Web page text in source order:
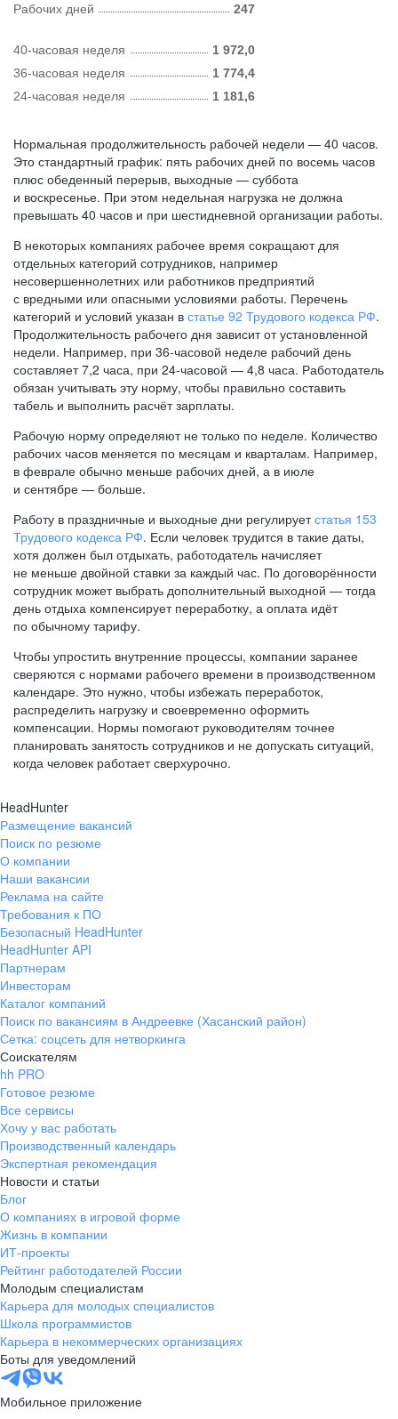
Рабочих дней 247
40-часовая неделя
1 972,0
36-часовая неделя
1 774,4
24-часовая неделя
1 181,6
Нормальная продолжительность рабочей недели — 40 часов.
Это стандартный график: пять рабочих дней по восемь часов
плюс обеденный перерыв, выходные — суббота
и воскресенье. При этом недельная нагрузка не должна
превышать 40 часов и при шестидневной организации работы.
В некоторых компаниях рабочее время сокращают для
отдельных категорий сотрудников, например
несовершеннолетних или работников предприятий
с вредными или опасными условиями работы. Перечень
категорий и условий указан в статье 92 Трудового кодекса РФ.
Продолжительность рабочего дня зависит от установленной
недели. Например, при 36-часовой неделе рабочий день
составляет 7,2 часа, при 24-часовой — 4,8 часа. Работодатель
обязан учитывать эту норму, чтобы правильно составить
табель и выполнить расчёт зарплаты.
Рабочую норму определяют не только по неделе. Количество
рабочих часов меняется по месяцам и кварталам. Например,
в феврале обычно меньше рабочих дней, а в июле
и сентябре — больше.
Работу в праздничные и выходные дни регулируетстатья 153
Трудового кодекса РФ. Если человек трудится в такие даты,
хотя должен был отдыхать, работодатель начисляет
не меньше двойной ставки за каждый час. По договорённости
сотрудник может выбрать дополнительный выходной — тогда
день отдыха компенсирует переработку, а оплата идёт
по обычному тарифу.
Чтобы упростить внутренние процессы, компании заранее
сверяются с нормами рабочего времени в производственном
календаре. Это нужно, чтобы избежать переработок,
распределить нагрузку и своевременно оформить
компенсации. Нормы помогают руководителям точнее
планировать занятость сотрудников и не допускать ситуаций,
когда человек работает сверхурочно.
HeadHunter
Размещение вакансий
Поиск по резюме
О компании
Наши вакансии
Реклама на сайте
Требования к ПО
Безопасный HeadHunter
HeadHunter API
Партнерам
Инвесторам
Каталог компаний
Поиск по вакансиям в Андреевке (Хасанский район)
Сетка: соцсеть для нетворкинга
Соискателям
hh PRO
Готовое резюме
Все сервисы
Хочу у вас работать
Производственный календарь
Экспертная рекомендация
Новости и статьи
Блог
О компаниях в игровой форме
Жизнь в компании
ИТ-проекты
Рейтинг работодателей России
Молодым специалистам
Карьера для молодых специалистов
Школа программистов
Карьера в некоммерческих организациях
Боты для уведомлений
Мобильное приложение